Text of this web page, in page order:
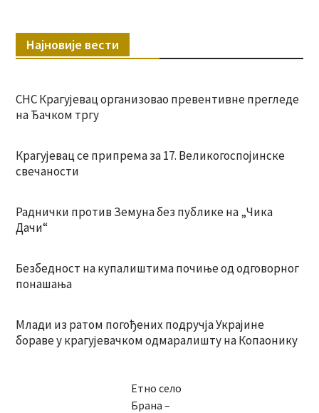
Најновије вести
СНС Крагујевац организовао превентивне прегледе
на Ђачком тргу
Крагујевац се припрема за 17. Великогоспојинске
свечаности
Раднички против Земуна без публике на „Чика
Дачи“
Безбедност на купалиштима почиње од одговорног
понашања
Млади из ратом погођених подручја Украјине
бораве у крагујевачком одмаралишту на Копаонику
Етно село
Брана –